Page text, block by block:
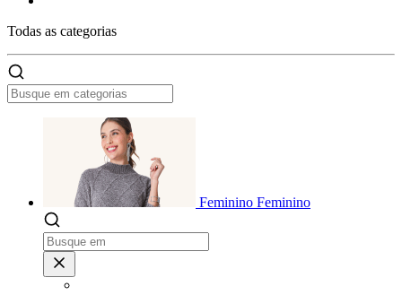
Todas as categorias
Feminino Feminino